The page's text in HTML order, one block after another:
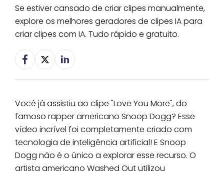
Se estiver cansado de criar clipes manualmente,
explore os melhores geradores de clipes IA para
criar clipes com IA. Tudo rápido e gratuito.
Você já assistiu ao clipe "Love You More", do
famoso rapper americano Snoop Dogg? Esse
vídeo incrível foi completamente criado com
tecnologia de inteligência artificial! E Snoop
Dogg não é o único a explorar esse recurso. O
artista americano Washed Out utilizou